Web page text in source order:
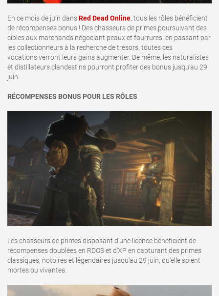
En ce mois de juin dansRed Dead Online, tous les rôles bénéficient
de récompenses bonus ! Des chasseurs de primes poursuivant des
cibles aux marchands négociant peaux et fourrures, en passant par
les collectionneurs à la recherche de trésors, toutes ces
vocations verront leurs gains augmenter. De même, les naturalistes
et distillateurs clandestins pourront profiter des bonus jusqu'au 29
juin.
RÉCOMPENSES BONUS POUR LES RÔLES
Les chasseurs de primes disposant d'une licence bénéficient de
récompenses doublées en RDO$ et d'XP en capturant des primes
classiques, notoires et légendaires jusqu'au 29 juin, qu'elle soient
mortes ou vivantes.